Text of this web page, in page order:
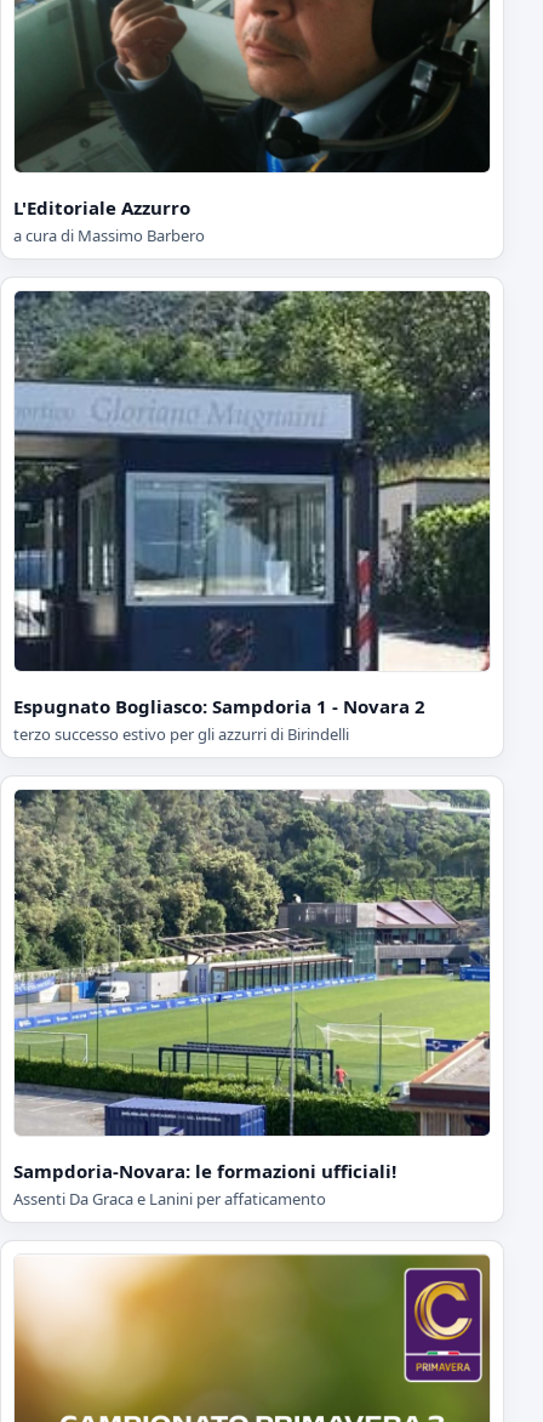
L'Editoriale Azzurro
a cura di Massimo Barbero
Espugnato Bogliasco: Sampdoria 1 - Novara 2
terzo successo estivo per gli azzurri di Birindelli
Sampdoria-Novara: le formazioni ufficiali!
Assenti Da Graca e Lanini per affaticamento